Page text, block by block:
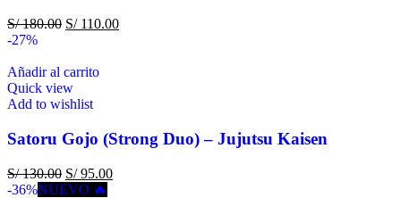
S/180.00 S/110.00
-27%
Añadir al carrito
Quick view
Add to wishlist
Satoru Gojo (Strong Duo) – Jujutsu Kaisen
S/130.00 S/95.00
-36%NUEVO 🔥